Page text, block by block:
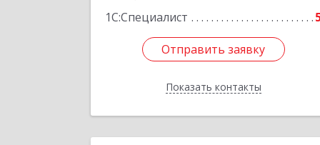
1С:Специалист
Отправить заявку
Показать контакты
Отправить заявку
Назад